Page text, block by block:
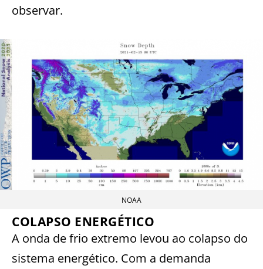
observar.
NOAA
COLAPSO ENERGÉTICO
A onda de frio extremo levou ao colapso do
sistema energético. Com a demanda